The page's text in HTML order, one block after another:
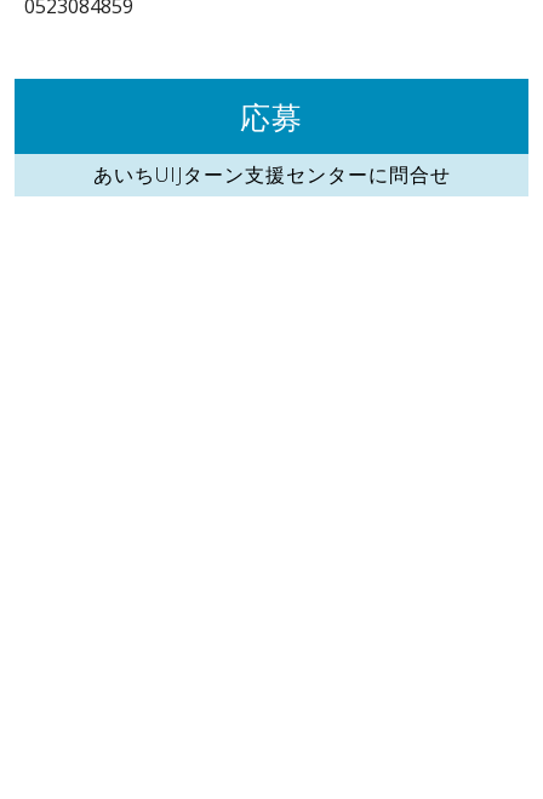
0523084859
応募
あいちUIJターン支援センターに問合せ